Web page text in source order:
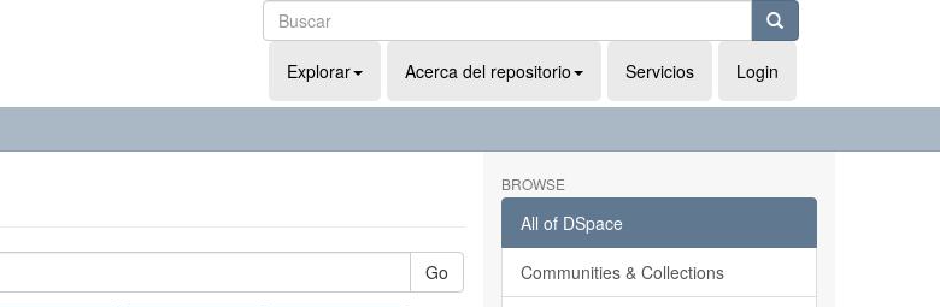
Explorar Acerca del repositorio Servicios Login
Go
BROWSE
All of DSpace
Communities & Collections